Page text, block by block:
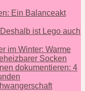
Ein Balanceakt
ist Lego auch
im Winter: Warme
Socken
dokumentieren: 4